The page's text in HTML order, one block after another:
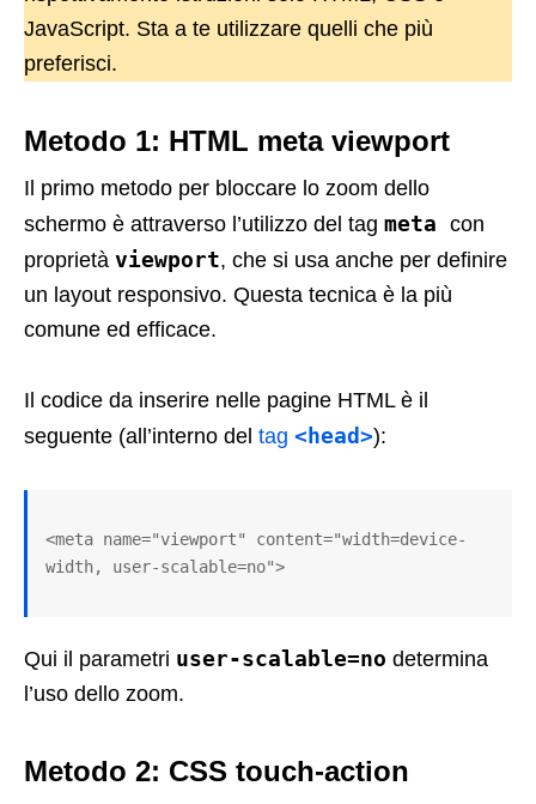
JavaScript. Sta a te utilizzare quelli che più
preferisci.
Metodo 1: HTML meta viewport
Il primo metodo per bloccare lo zoom dello
schermo è attraverso l’utilizzo del tag meta con
proprietà viewport, che si usa anche per definire
un layout responsivo. Questa tecnica è la più
comune ed efficace.
Il codice da inserire nelle pagine HTML è il
seguente (all’interno del tag <head>):
<meta name="viewport" content="width=device-
width, user-scalable=no">
Qui il parametri user-scalable=no determina
l’uso dello zoom.
Metodo 2: CSS touch-action